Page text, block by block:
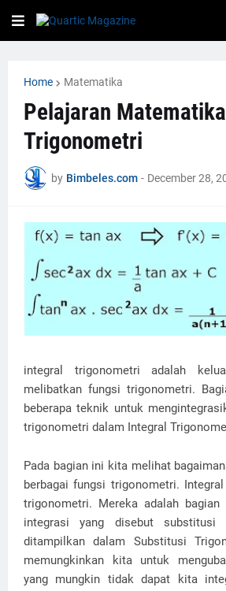
Home Matematika
Pelajaran
Trigonometri
by Bimbeles.com - December 28,
integral trigonometri adalah
melibatkan fungsi trigonometri.
beberapa teknik untuk
trigonometri dalam Integral
Pada bagian ini kita melihat
berbagai fungsi trigonometri.
trigonometri. Mereka adalah
integrasi yang disebut substitusi
ditampilkan dalam Substitusi
memungkinkan kita untuk
yang mungkin tidak dapat kita